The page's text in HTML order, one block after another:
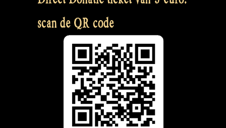
scan de QR code